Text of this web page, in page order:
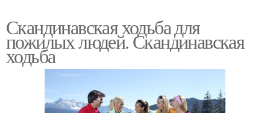
Скандинавская ходьба для
пожилых людей. Скандинавская
ходьба